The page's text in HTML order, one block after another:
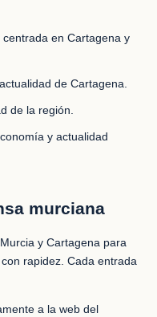
en Cartagena y
de Cartagena.
de la región.
y actualidad
murciana
y Cartagena para
rapidez. Cada entrada
a la web del